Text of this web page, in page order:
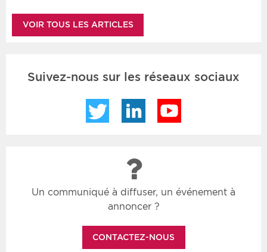
VOIR TOUS LES ARTICLES
Suivez-nous sur les réseaux sociaux
Twitter LinkedIn
Un communiqué à diffuser, un événement à
annoncer ?
CONTACTEZ-NOUS